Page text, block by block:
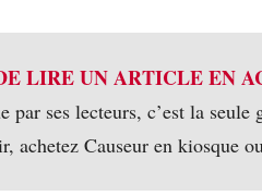
LIRE UN ARTICLE EN
par ses lecteurs, c’est la seule
achetez Causeur en kiosque